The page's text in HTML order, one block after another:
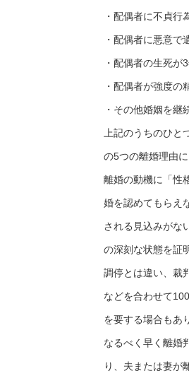
・配偶者に不貞行
・配偶者に悪意で
・配偶者の生死が
・配偶者が強度の
・その他婚姻を継
上記のうちのひと
の5つの離婚理由
離婚の動機に「性
婚を認めてもらえ
される見込みがな
の深刻な状態を証
調停とは違い、裁
などを合わせて
を要する場合もあ
なるべく早く離婚
り、夫または妻が